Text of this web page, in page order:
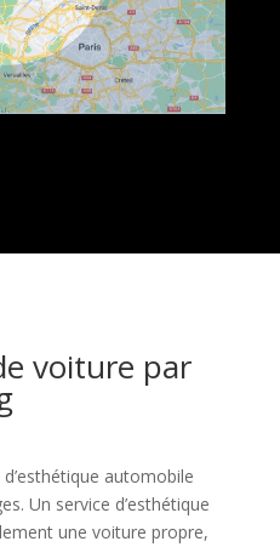
voiture par
automobile
Un service d’esthétique
une voiture propre,